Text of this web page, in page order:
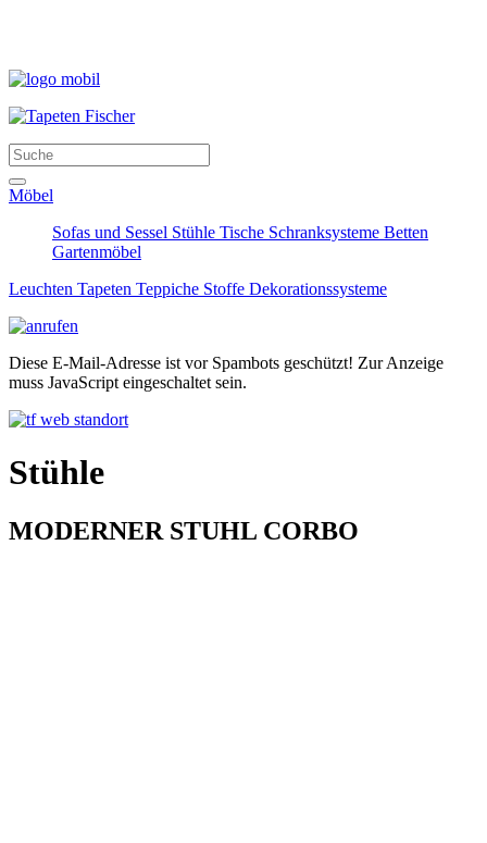
Möbel
Sofas und Sessel Stühle Tische Schranksysteme Betten
Gartenmöbel
Leuchten Tapeten Teppiche Stoffe Dekorationssysteme
Diese E-Mail-Adresse ist vor Spambots geschützt! Zur Anzeige
muss JavaScript eingeschaltet sein.
Stühle
MODERNER STUHL CORBO